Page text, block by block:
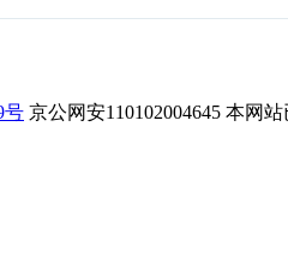
号 京公网安110102004645 本网